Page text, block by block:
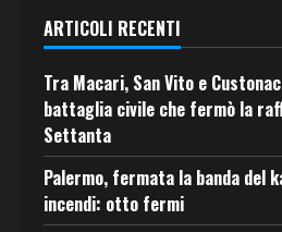
ARTICOLI RECENTI
Tra Macari, San Vito e
battaglia civile che fermò la
Settanta
Palermo, fermata la banda del
incendi: otto fermi